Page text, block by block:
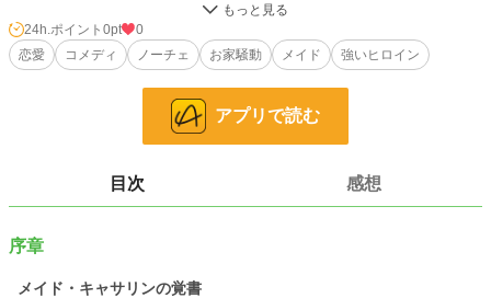
ともにしながら、次の伯爵夫人を選ぶというもの。
実物のピーター卿は噂に違わぬ美男子で、しかも笑顔の素敵な好人物だったが、
「花嫁選抜」にはあまり乗り気でない様子。どうやら卿の幼少期から使用人であ
る執事や家政婦らが心配して企画したものらしい。
しかし卿自身のみならず、伯爵家の家柄や財産も大変に魅力的なのだ。
キャサリンは伯爵夫人の座を獲得するために、同じく「花嫁選抜」の参加者であ
る、抜け目のない情報屋のモード、没落男爵家の内気な苦労人令嬢フロレンスと
ちの人生を変えていく。
小説
24h.ポイント 0pt
0
恋愛
コメディ ノーチェ お家騒動 メイド 強いヒロイン
アプリで読む
目次 感想
序章
メイド・キャサリンの覚書